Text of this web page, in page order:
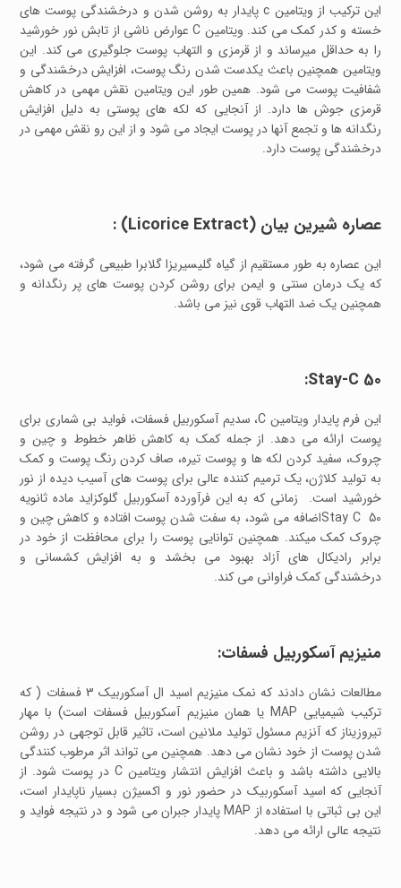
این ترکیب از ویتامین c پایدار به روشن شدن و درخشندگی پوست های
خسته و کدر کمک می کند. ویتامین C عوارض ناشی از تابش نور خورشید
را به حداقل میرساند و از قرمزی و التهاب پوست جلوگیری می کند. این
ویتامین همچنین باعث یکدست شدن رنگ پوست، افزایش درخشندگی و
شفافیت پوست می شود. همین طور این ویتامین نقش مهمی در کاهش
قرمزی جوش ها دارد. از آنجایی که لکه های پوستی به دلیل افزایش
رنگدانه ها و تجمع آنها در پوست ایجاد می شود و از این رو نقش مهمی در
درخشندگی پوست دارد.
عصاره شیرین بیان (Licorice Extract) :
این عصاره به طور مستقیم از گیاه گلیسیریزا گلابرا طبیعی گرفته می شود،
که یک درمان سنتی و ایمن برای روشن کردن پوست های پر رنگدانه و
همچنین یک ضد التهاب قوی نیز می باشد.
Stay-C 50:
این فرم پایدار ویتامین C، سدیم آسکوربیل فسفات، فواید بی شماری برای
پوست ارائه می دهد. از جمله کمک به کاهش ظاهر خطوط و چین و
چروک، سفید کردن لکه ها و پوست تیره، صاف کردن رنگ پوست و کمک
به تولید کلاژن، یک ترمیم کننده عالی برای پوست های آسیب دیده از نور
خورشید است. زمانی که به این فرآورده آسکوربیل گلوکزاید ماده ثانویه
50 Stay Cاضافه می شود، به سفت شدن پوست افتاده و کاهش چین و
چروک کمک میکند. همچنین توانایی پوست را برای محافظت از خود در
برابر رادیکال های آزاد بهبود می بخشد و به افزایش کشسانی و
درخشندگی کمک فراوانی می کند.
منیزیم آسکوربیل فسفات:
مطالعات نشان دادند که نمک منیزیم اسید ال آسکوربیک 3 فسفات ( که
ترکیب شیمیایی MAP یا همان منیزیم آسکوربیل فسفات است) با مهار
تیروزیناز که آنزیم مسئول تولید ملانین است، تاثیر قابل توجهی در روشن
شدن پوست از خود نشان می دهد. همچنین می تواند اثر مرطوب کنندگی
بالایی داشته باشد و باعث افزایش انتشار ویتامین C در پوست شود. از
آنجایی که اسید آسکوربیک در حضور نور و اکسیژن بسیار ناپایدار است،
این بی ثباتی با استفاده از MAP پایدار جبران می شود و در نتیجه فواید و
نتیجه عالی ارائه می دهد.